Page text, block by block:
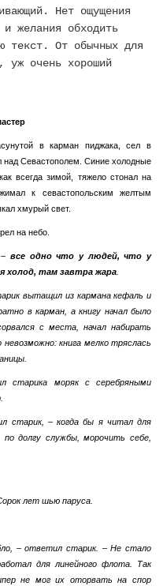
Нет ощущения
и желания обходить
текст. От обычных для
уж очень хороший
в карман пиджака, сел в
над Севастополем. Синие холодные
всегда зимой, тяжело стонал на
к севастопольским желтым
хмурый свет.
на небо.
–все одно что у людей, что у
холод, там завтра жара
вытащил из кармана кефаль и
в карман, а книгу начал было
с места, начал набирать
книга мелко тряслась
старика моряк с серебряными
старик, – когда бы я читал для
долгу службы, морочить себе,
лет шью паруса.
– ответил старик. – Не стало
для линейного флота. Так
не мог их оторвать на спор